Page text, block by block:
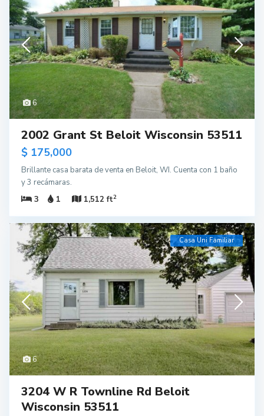
6
2002 Grant St Beloit Wisconsin 53511
$ 175,000
Brillante casa barata de venta en Beloit, WI. Cuenta con 1 baño
y 3 recámaras.
3
1 1,512 ft2
6
Casa Uni Familiar
3204 W R Townline Rd Beloit
Wisconsin 53511